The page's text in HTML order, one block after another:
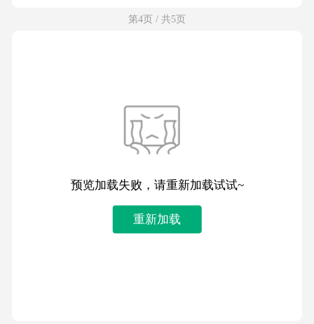
第4页 / 共5页
预览加载失败，请重新加载试试~
重新加载